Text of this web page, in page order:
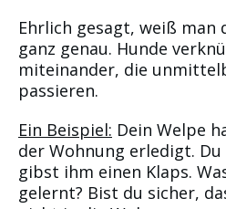
Ehrlich gesagt, weiß man
ganz genau. Hunde
miteinander, die
passieren.
Ein Beispiel: Dein Welpe
der Wohnung erledigt.
gibst ihm einen Klaps.
gelernt? Bist du sicher,